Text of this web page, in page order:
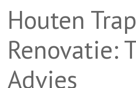
Houten Trap
Renovatie:
Advies